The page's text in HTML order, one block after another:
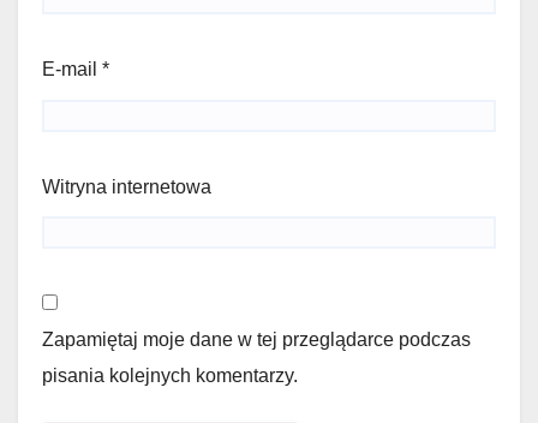
E-mail *
Witryna internetowa
Zapamiętaj moje dane w tej przeglądarce podczas
pisania kolejnych komentarzy.